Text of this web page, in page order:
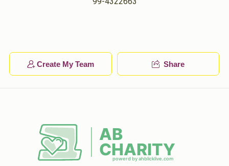
נפתלי גאלדבערגער
יענקי צין
1 year ago $20.00
Create My Team Share